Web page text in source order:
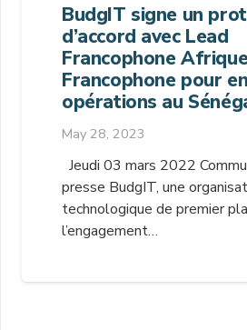
BudgIT signe un
d’accord avec Lead
Francophone
Francophone pour
opérations au
May 28, 2023
Jeudi 03 mars 2022
presse BudgIT, une
technologique de premier
l’engagement…